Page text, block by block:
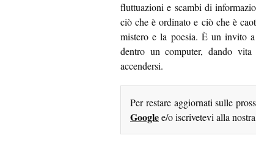
fluttuazioni e scambi di
ciò che è ordinato e ciò che è
mistero e la poesia. È un invito a
dentro un computer, dando
accendersi.
Per restare aggiornati sulle
Googlee/o iscrivetevi alla nostra